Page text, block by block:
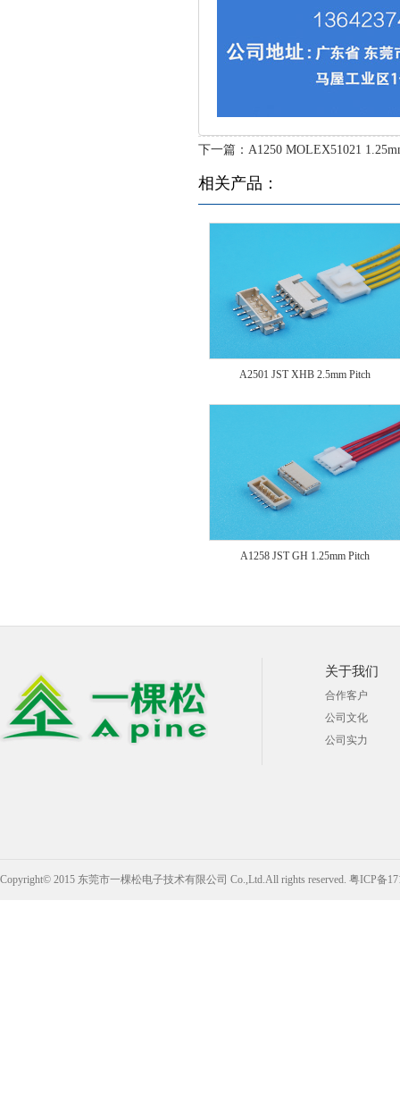
下一篇： A1250 MOLEX51021
相关产品：
A2501 JST XHB 2.5mm Pitch
A1258 JST GH 1.25mm Pitch
关于我们
合作客户
公司文化
公司实力
Copyright© 2015 东莞市一棵松电子技术有限公司 Co.,Ltd.All rights reserved. 粤ICP备